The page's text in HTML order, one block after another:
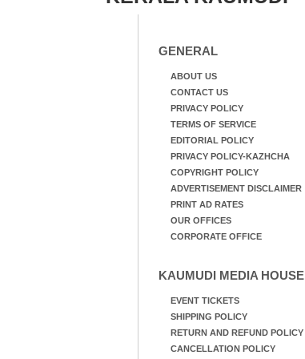
GENERAL
ABOUT US
CONTACT US
PRIVACY POLICY
TERMS OF SERVICE
EDITORIAL POLICY
PRIVACY POLICY-KAZHCHA
COPYRIGHT POLICY
ADVERTISEMENT DISCLAIMER
PRINT AD RATES
OUR OFFICES
CORPORATE OFFICE
KAUMUDI MEDIA HOUSE
EVENT TICKETS
SHIPPING POLICY
RETURN AND REFUND POLICY
CANCELLATION POLICY